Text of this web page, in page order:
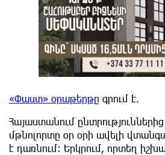
«Փաստ» օրաթերթը գրում է.
Հայաստանում
մթնոլորտը օր օրի ավելի
է դառնում։ Երկրում, որտեղ